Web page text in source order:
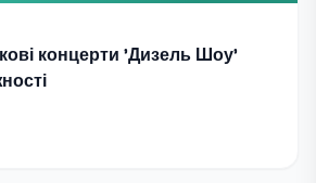
концерти 'Дизель Шоу'